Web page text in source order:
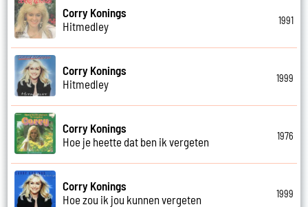
Corry Konings
Hitmedley
1991
Corry Konings
Hitmedley
1999
Corry Konings
Hoe je heette dat ben ik vergeten
1976
Corry Konings
Hoe zou ik jou kunnen vergeten
1999